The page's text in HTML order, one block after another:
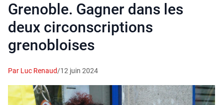
Grenoble. Gagner dans les
deux circonscriptions
grenobloises
Par Luc Renaud/12 juin 2024